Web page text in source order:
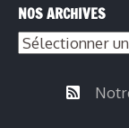
NOS ARCHIVES